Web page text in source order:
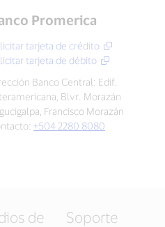
Promerica
tarjeta de crédito
tarjeta de débito
Banco Central: Edif.
Blvr. Morazán
Francisco Morazán
+504 2280 8080
de
Soporte